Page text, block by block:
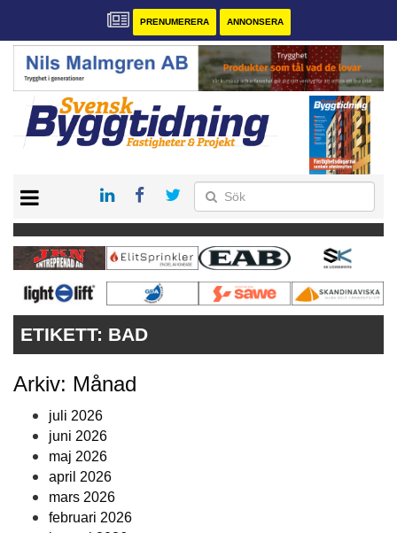
PRENUMERERA ANNONSERA
PRENUMERERA
VÅRA ANDRA MAGASIN
ANNONSERA
ETIKETT: BAD
Arkiv: Månad
juli 2026
juni 2026
maj 2026
april 2026
mars 2026
februari 2026